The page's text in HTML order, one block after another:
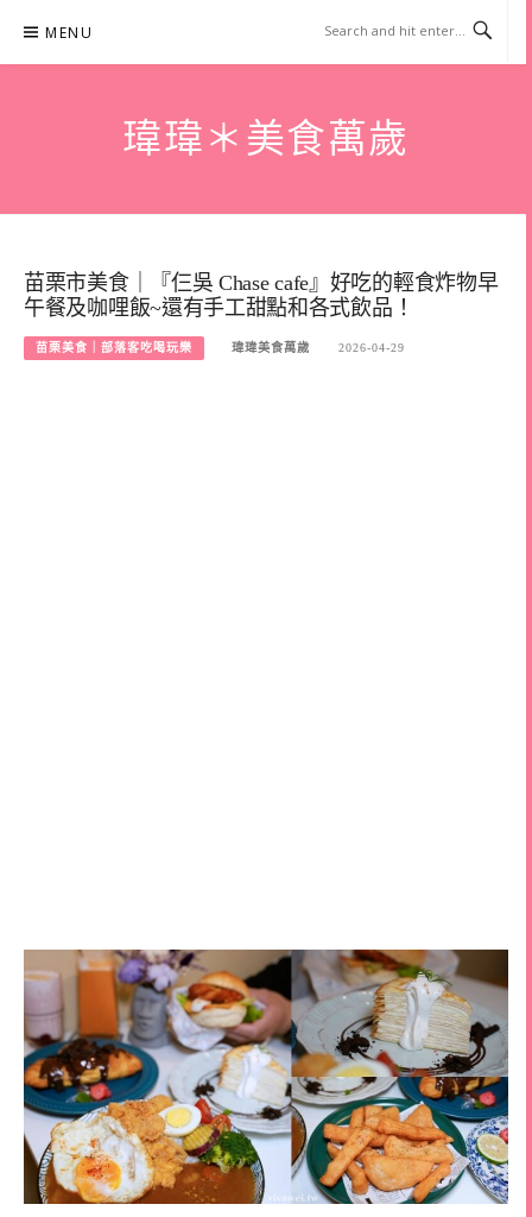
content
MENU
瑋瑋＊美食萬歲
苗栗市美食｜『仨吳 Chase cafe』好吃的輕食炸物早
午餐及咖哩飯~還有手工甜點和各式飲品！
苗栗美食｜部落客吃喝玩樂 瑋瑋美食萬歲 2026-04-29